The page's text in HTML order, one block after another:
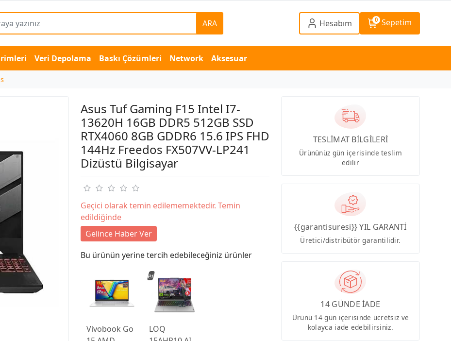
ARA Hesabım 0 Sepetim
Veri Depolama Baskı Çözümleri Network Aksesuar
Asus Tuf Gaming F15 Intel I7-
13620H 16GB DDR5 512GB SSD
RTX4060 8GB GDDR6 15.6 IPS FHD
144Hz Freedos FX507VV-LP241
Dizüstü Bilgisayar
Geçici olarak temin edilememektedir. Temin
edildiğinde
Gelince Haber Ver
Bu ürünün yerine tercih edebileceğiniz ürünler
Vivobook Go
LOQ
Yeni
TESLİMAT BİLGİLERİ
Ürününüz gün içerisinde teslim
edilir
{{garantisuresi}} YIL GARANTİ
Üretici/distribütör garantilidir.
14 GÜNDE İADE
Ürünü 14 gün içerisinde ücretsiz ve
kolayca iade edebilirsiniz.